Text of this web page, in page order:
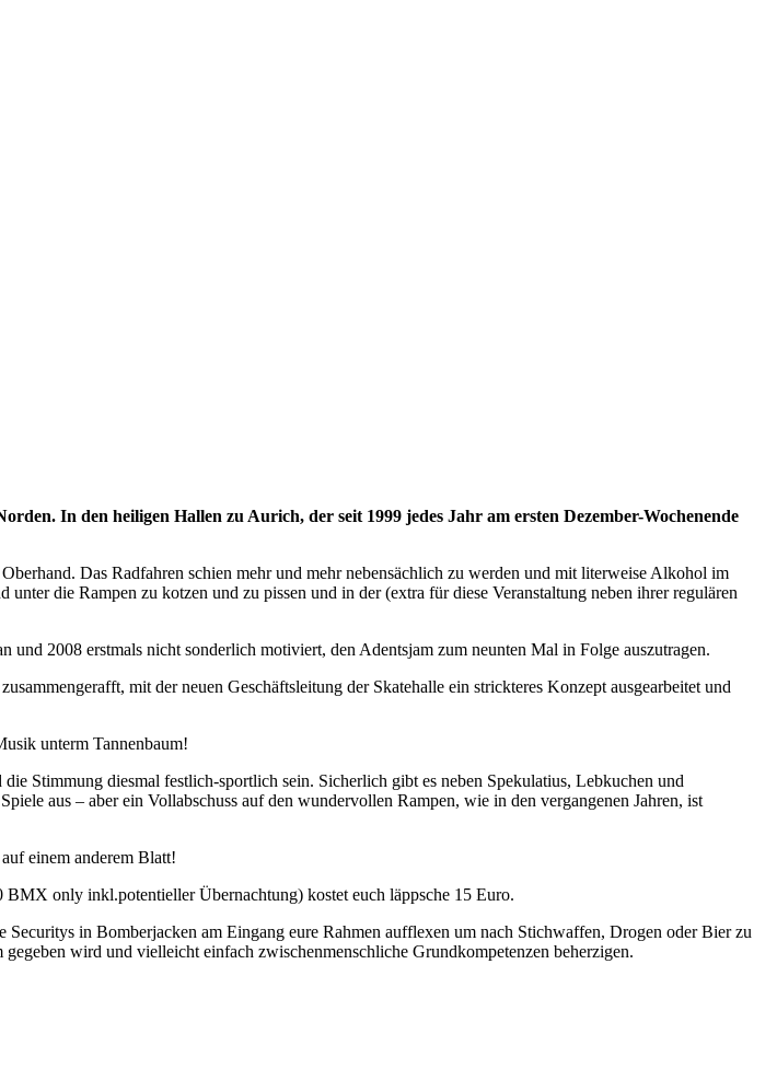
In den heiligen Hallen zu Aurich, der seit 1999 jedes Jahr am ersten Dezember-Wochenende
Das Radfahren schien mehr und mehr nebensächlich zu werden und mit literweise Alkohol im
die Rampen zu kotzen und zu pissen und in der (extra für diese Veranstaltung neben ihrer regulären
2008 erstmals nicht sonderlich motiviert, den Adentsjam zum neunten Mal in Folge auszutragen.
mit der neuen Geschäftsleitung der Skatehalle ein strickteres Konzept ausgearbeitet und
unterm Tannenbaum!
Stimmung diesmal festlich-sportlich sein. Sicherlich gibt es neben Spekulatius, Lebkuchen und
aus – aber ein Vollabschuss auf den wundervollen Rampen, wie in den vergangenen Jahren, ist
einem anderem Blatt!
only inkl.potentieller Übernachtung) kostet euch läppsche 15 Euro.
in Bomberjacken am Eingang eure Rahmen aufflexen um nach Stichwaffen, Drogen oder Bier zu
wird und vielleicht einfach zwischenmenschliche Grundkompetenzen beherzigen.